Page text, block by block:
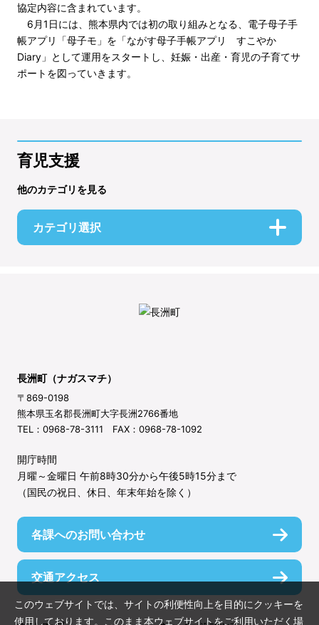
協定内容に含まれています。
6月1日には、熊本県内では初の取り組みとなる、電子母子手
帳アプリ「母子モ」を「ながす母子手帳アプリ すこやか
Diary」として運用をスタートし、妊娠・出産・育児の子育てサ
ポートを図っていきます。
育児支援
他のカテゴリを見る
カテゴリ選択
長洲町（ナガスマチ）
〒869-0198
熊本県玉名郡長洲町大字長洲2766番地
TEL：0968-78-3111 FAX：0968-78-1092
開庁時間
月曜～金曜日 午前8時30分から午後5時15分まで
（国民の祝日、休日、年末年始を除く）
各課へのお問い合わせ
交通アクセス
このウェブサイトでは、サイトの利便性向上を目的にクッキーを
使用しております。このまま本ウェブサイトをご利用いただく場